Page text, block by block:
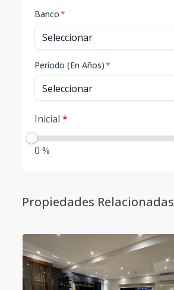
Banco*
Período (En Años)*
Inicial *
0 %
Propiedades Relacionadas